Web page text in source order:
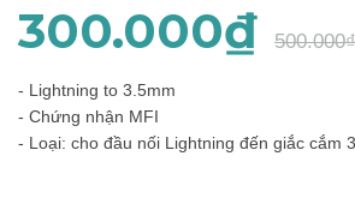
300.000₫ 500.000₫
- Lightning to 3.5mm
- Chứng nhận MFI
- Loại: cho đầu nối Lightning đến giắc cắm